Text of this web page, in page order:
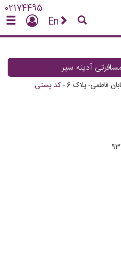
02174495
En
آدینه سیر
فاطمی- پلاک 6 -کد پستی